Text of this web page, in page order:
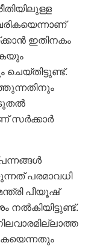
ഇതിനകം
സർക്കാർ
പരമാവധി
പീയൂഷ്
നൽകിയിട്ടുണ്ട്.